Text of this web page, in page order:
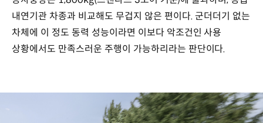
내연기관 차종과 비교해도 무겁지 않은 편이다. 군더더기 없는
차체에 이 정도 동력 성능이라면 이보다 악조건인 사용
상황에서도 만족스러운 주행이 가능하리라는 판단이다.